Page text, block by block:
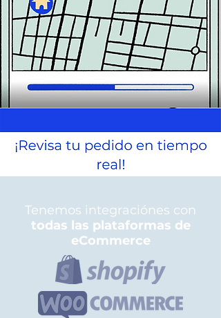
Tenemos integraciónes con
todas las plataformas de
eCommerce